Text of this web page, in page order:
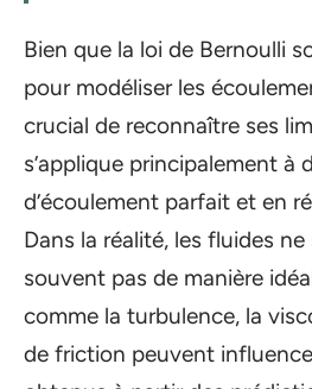
Bien que la loi de Bernoulli
pour modéliser les
crucial de reconnaître ses
s’applique principalement à
d’écoulement parfait et en
Dans la réalité, les fluides
souvent pas de manière
comme la turbulence, la
de friction peuvent